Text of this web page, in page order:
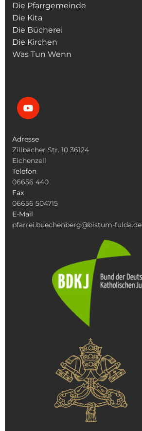
Die Pfarrgemeinde
Die Kita
Die Bücherei
Die Kirchen
Was Tun Wenn
Adresse
Zillbacher Str. 10 36124
Eichenzell
Telefon
06656 440
Fax
06656 504715
E-Mail
pfarrei.buechenberg@bistum-fulda.de